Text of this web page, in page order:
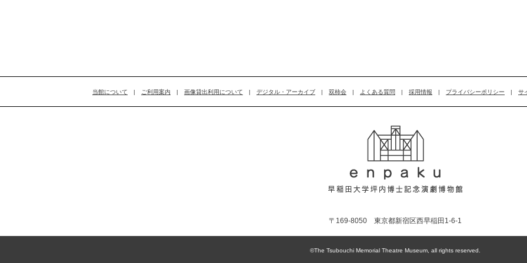
当館について | ご利用案内 | 画像貸出利用について | デジタル・アーカイブ | 双柿会 | よくある質問 | 採用情報 | プライバシーポリシー | サ
〒169-8050 東京都新宿区西早稲田1-6-1
©The Tsubouchi Memorial Theatre Museum, all rights reserved.